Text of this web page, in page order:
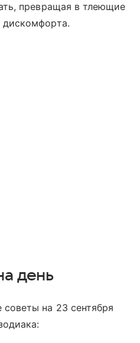
превращая в тлеющие
дискомфорта.
день
на 23 сентября